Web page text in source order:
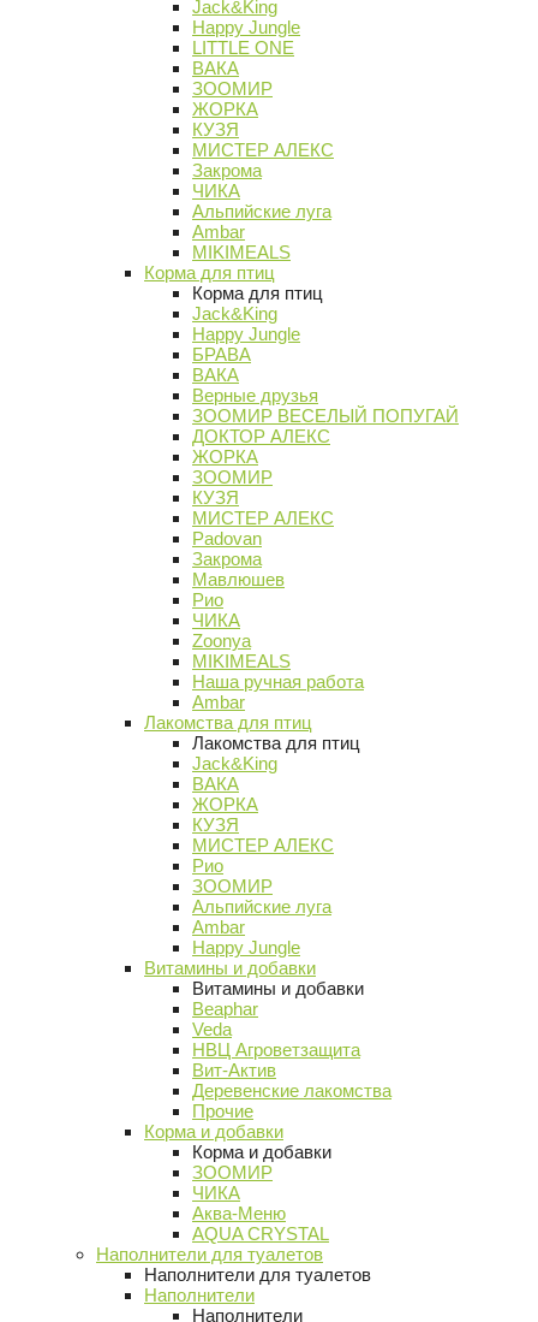
Jack&King
Happy Jungle
LITTLE ONE
ВАКА
ЗООМИР
ЖОРКА
КУЗЯ
МИСТЕР АЛЕКС
Закрома
ЧИКА
Альпийские луга
Ambar
MIKIMEALS
Корма для птиц
Корма для птиц
Jack&King
Happy Jungle
БРАВА
ВАКА
Верные друзья
ЗООМИР ВЕСЕЛЫЙ ПОПУГАЙ
ДОКТОР АЛЕКС
ЖОРКА
ЗООМИР
КУЗЯ
МИСТЕР АЛЕКС
Padovan
Закрома
Мавлюшев
Рио
ЧИКА
Zoonya
MIKIMEALS
Наша ручная работа
Ambar
Лакомства для птиц
Лакомства для птиц
Jack&King
ВАКА
ЖОРКА
КУЗЯ
МИСТЕР АЛЕКС
Рио
ЗООМИР
Альпийские луга
Ambar
Happy Jungle
Витамины и добавки
Витамины и добавки
Beaphar
Veda
НВЦ Агроветзащита
Вит-Актив
Деревенские лакомства
Прочие
Корма и добавки
Корма и добавки
ЗООМИР
ЧИКА
Аква-Меню
AQUA CRYSTAL
Наполнители для туалетов
Наполнители для туалетов
Наполнители
Наполнители